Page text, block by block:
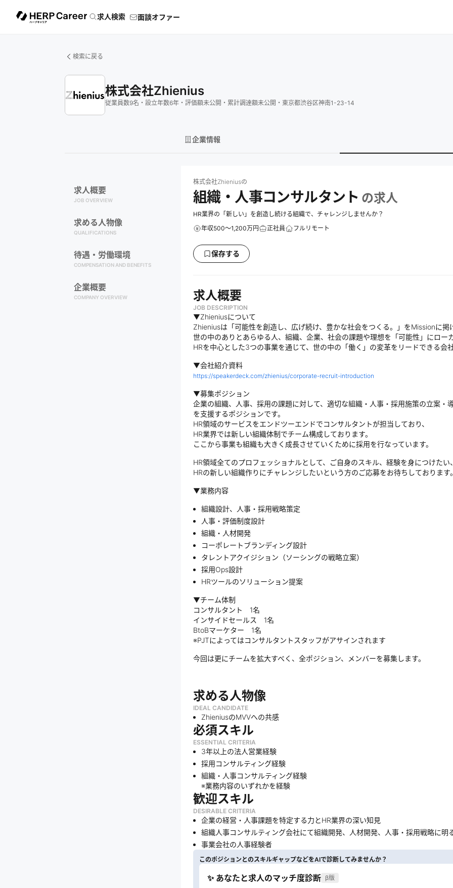
求人検索 面談オファー
検索に戻る
株式会社Zhienius
従業員数9名 ・ 設立年数6年 ・ 評価額未公開 ・ 累計調達額未公開 ・ 東京都渋谷区神南1-23-14
企業情報
求人概要
JOB OVERVIEW
求める人物像
QUALIFICATIONS
待遇・労働環境
COMPENSATION AND BENEFITS
企業概要
COMPANY OVERVIEW
株式会社Zhieniusの
組織・人事コンサルタント の求人
HR業界の「新しい」を創造し続ける組織で、チャレンジしませんか？
年収500～1,200万円
正社員 フルリモート
保存する
求人概要
JOB DESCRIPTION
▼Zhieniusについて
Zhieniusは「可能性を創造し、広げ続け、豊かな社会をつくる。」をMissionに掲
世の中のありとあらゆる人、組織、企業、社会の課題や理想を「可能性」にロー
HRを中心とした3つの事業を通じて、世の中の「働く」の変革をリードできる会
▼会社紹介資料
https://speakerdeck.com/zhienius/corporate-recruit-introduction
▼募集ポジション
企業の組織、人事、採用の課題に対して、適切な組織・人事・採用施策の立案・
を支援するポジションです。
HR領域のサービスをエンドツーエンドでコンサルタントが担当しており、
HR業界では新しい組織体制でチーム構成しております。
ここから事業も組織も大きく成長させていくために採用を行なっています。
HR領域全てのプロフェッショナルとして、ご自身のスキル、経験を身につけたい
HRの新しい組織作りにチャレンジしたいという方のご応募をお待ちしております
▼業務内容
組織設計、人事・採用戦略策定
人事・評価制度設計
組織・人材開発
コーポレートブランディング設計
タレントアクイジション（ソーシングの戦略立案）
採用Ops設計
HRツールのソリューション提案
▼チーム体制
コンサルタント 1名
インサイドセールス 1名
BtoBマーケター 1名
※PJTによってはコンサルタントスタッフがアサインされます
今回は更にチームを拡大すべく、全ポジション、メンバーを募集します。
求める人物像
IDEAL CANDIDATE
ZhieniusのMVVへの共感
必須スキル
ESSENTIAL CRITERIA
3年以上の法人営業経験
採用コンサルティング経験
組織・人事コンサルティング経験
※業務内容のいずれかを経験
歓迎スキル
DESIRABLE CRITERIA
企業の経営・人事課題を特定する力とHR業界の深い知見
組織人事コンサルティング会社にて組織開発、人材開発、人事・採用戦略に明
事業会社の人事経験者
このポジションとのスキルギャップなどをAIで診断してみませんか？
✨ あなたと求人のマッチ度診断 β版